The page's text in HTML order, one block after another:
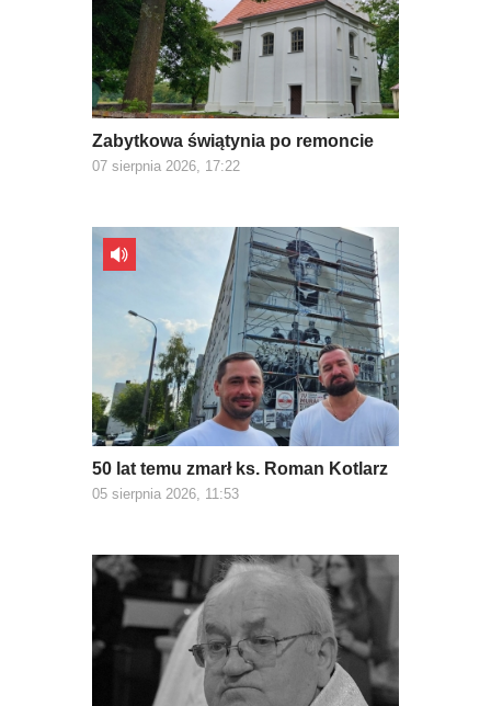
Zabytkowa świątynia po remoncie
07 sierpnia 2026, 17:22
50 lat temu zmarł ks. Roman Kotlarz
05 sierpnia 2026, 11:53